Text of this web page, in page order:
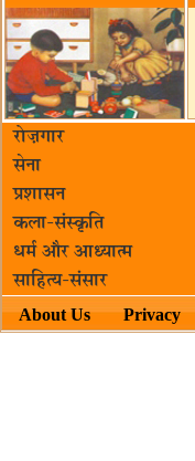
रोज़गार
सेना
प्रशासन
कला-संस्कृति
धर्म और आध्यात्म
साहित्य-संसार
About Us Privacy